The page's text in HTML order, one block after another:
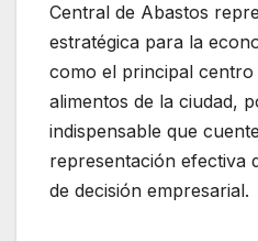
Central de Abastos
estratégica para la
como el principal centro
alimentos de la ciudad,
indispensable que
representación efectiva
de decisión empresarial.